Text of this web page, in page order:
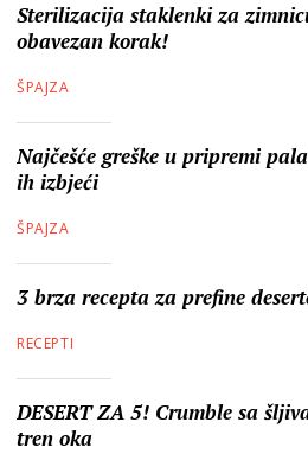
Sterilizacija staklenki za
obavezan korak!
ŠPAJZA
Najčešće greške u pripremi
ih izbjeći
ŠPAJZA
3 brza recepta za prefine
RECEPTI
DESERT ZA 5! Crumble sa
tren oka